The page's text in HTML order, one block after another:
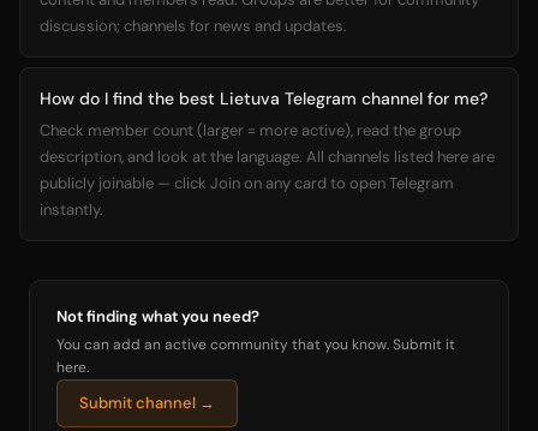
discussion; channels for news and updates.
How do I find the best Lietuva Telegram channel for me?
Check member count (larger = more active), read the group
description, and look at the language. All channels listed here are
publicly joinable — click Join on any card to open Telegram
instantly.
Not finding what you need?
You can add an active community that you know. Submit it
here.
Submit channel →